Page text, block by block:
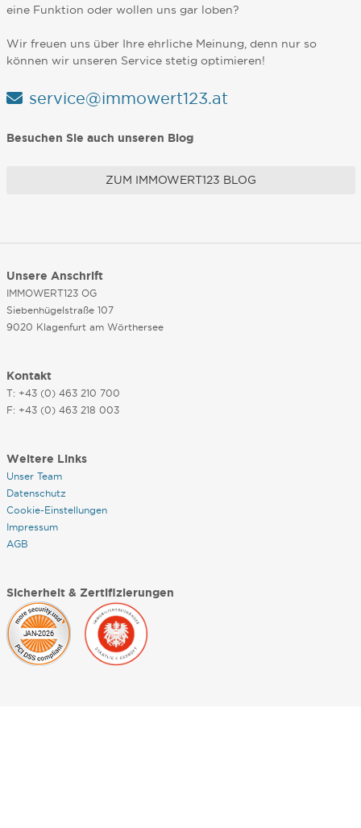
eine Funktion oder wollen uns gar loben?
Wir freuen uns über Ihre ehrliche Meinung, denn nur so
können wir unseren Service stetig optimieren!
service@immowert123.at
Besuchen Sie auch unseren Blog
ZUM IMMOWERT123 BLOG
Unsere Anschrift
IMMOWERT123 OG
Siebenhügelstraße 107
9020 Klagenfurt am Wörthersee
Kontakt
T: +43 (0) 463 210 700
F: +43 (0) 463 218 003
Weitere Links
Unser Team
Datenschutz
Cookie-Einstellungen
Impressum
AGB
Sicherheit & Zertifizierungen